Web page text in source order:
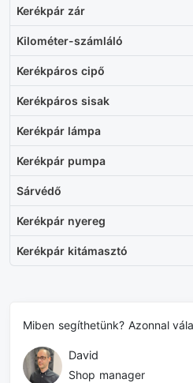
Kerékpár zár
Kilométer-számláló
Kerékpáros cipő
Kerékpáros sisak
Kerékpár lámpa
Kerékpár pumpa
Sárvédő
Kerékpár nyereg
Kerékpár kitámasztó
Miben segíthetünk? Azonnal
David
Shop manager